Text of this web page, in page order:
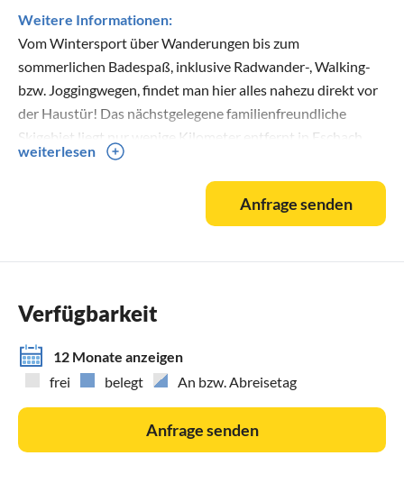
Weitere Informationen:
Vom Wintersport über Wanderungen bis zum
sommerlichen Badespaß, inklusive Radwander-, Walking-
bzw. Joggingwegen, findet man hier alles nahezu direkt vor
der Haustür! Das nächstgelegene familienfreundliche
Skigebiet liegt nur wenige Kilometer entfernt in Eschach
(ebenfalls Marktgemeinde Buchenberg) mit einfachen,
kindgerechten Abfahrten, einer Skischule und einem
Wintersportverleih. Die nächsten Langlaufloipen führen
direkt durch Ahegg. Ein kleiner, idyllischer Badesee – der
weiterlesen
Anfrage senden
Verfügbarkeit
12 Monate anzeigen
frei
belegt An bzw. Abreisetag
Anfrage senden